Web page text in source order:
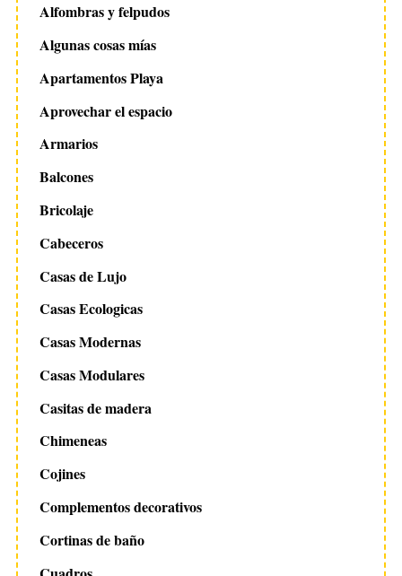
Alfombras y felpudos
Algunas cosas mías
Apartamentos Playa
Aprovechar el espacio
Armarios
Balcones
Bricolaje
Cabeceros
Casas de Lujo
Casas Ecologicas
Casas Modernas
Casas Modulares
Casitas de madera
Chimeneas
Cojines
Complementos decorativos
Cortinas de baño